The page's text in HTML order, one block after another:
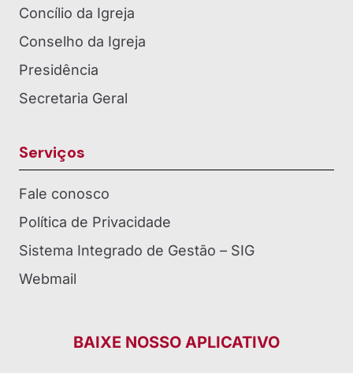
Concílio da Igreja
Conselho da Igreja
Presidência
Secretaria Geral
Serviços
Fale conosco
Política de Privacidade
Sistema Integrado de Gestão – SIG
Webmail
BAIXE NOSSO APLICATIVO